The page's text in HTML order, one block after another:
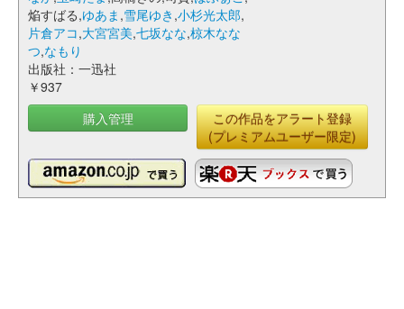
焔すばる,ゆあま ,雪尾ゆき ,小杉光太郎,
片倉アコ,大宮宮美,七坂なな,椋木なな
つ,なもり
出版社：一迅社
￥937
購入管理
この作品をアラート登録
(プレミアムユーザー限定)